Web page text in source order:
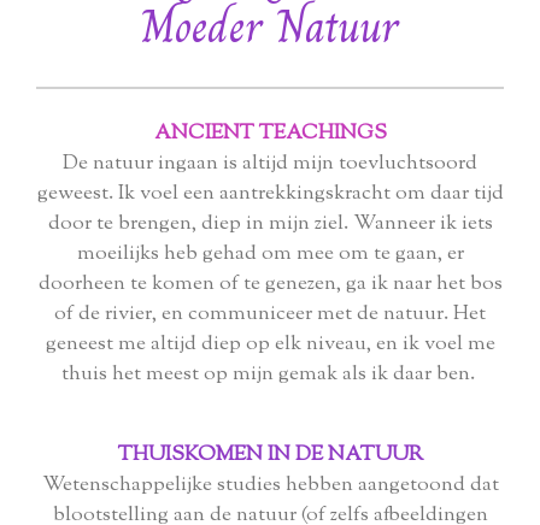
Moeder Natuur
ANCIENT TEACHINGS
De natuur ingaan is altijd mijn toevluchtsoord
geweest. Ik voel een aantrekkingskracht om daar tijd
door te brengen, diep in mijn ziel. Wanneer ik iets
moeilijks heb gehad om mee om te gaan, er
doorheen te komen of te genezen, ga ik naar het bos
of de rivier, en communiceer met de natuur. Het
geneest me altijd diep op elk niveau, en ik voel me
thuis het meest op mijn gemak als ik daar ben.
THUISKOMEN IN DE NATUUR
Wetenschappelijke studies hebben aangetoond dat
blootstelling aan de natuur (of zelfs afbeeldingen